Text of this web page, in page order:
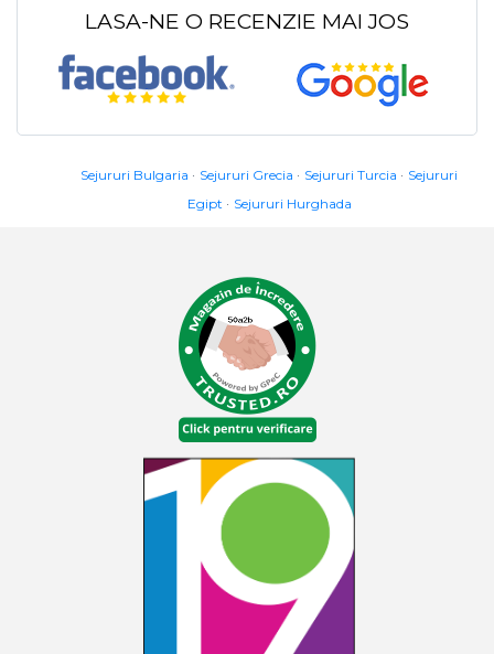
LASA-NE O RECENZIE MAI JOS
Sejururi Bulgaria Sejururi Grecia Sejururi Turcia
Sejururi
Egipt
Sejururi Hurghada